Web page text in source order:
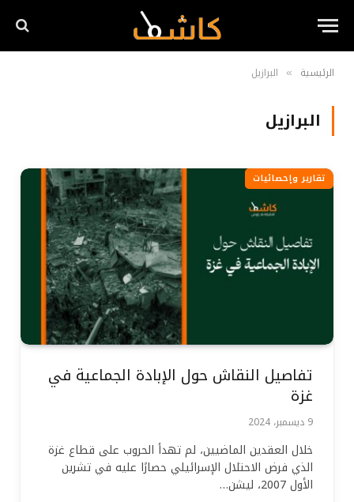
الرئيسية » البرازيل
البرازيل
تقارير وإحصائيات
تفاصيل النقاش حول الإبادة الجماعية في
غزة
9 ديسمبر، 2024
خلال العقدين الماضيين، لم تهدأ الحروب على قطاع غزة
الذي فرض الاحتلال الإسرائيلي حصارًا عليه في تشرين
الأول 2007، ليشن…